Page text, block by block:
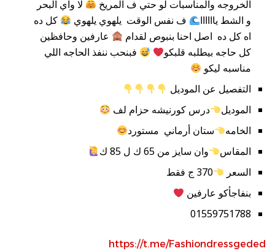
الخروجه والمناسبات لو حتي ف المريخ
لا واي البحر
و الشط ياااااا
ف نفس الوقت يلهوي يلهوي
كل ده
اه كل ده اصل احنا بنبوص لقدام
عارفين وحافظين
كل حاجه بيطلبه قلبكو
فبنحب ننفذ الحاجه اللي
مناسبه ليكو
التفصيل عن الموديل
الموديل
درس كورنيشه حزام لف
الخامه
ستان أرماني مستورد
المقاس
وان سايز من 65 ك ل 85 ك
السعر
370 ج فقط
بنفاجأكو عارفين
01559751788
https://t.me/Fashiondressgeded